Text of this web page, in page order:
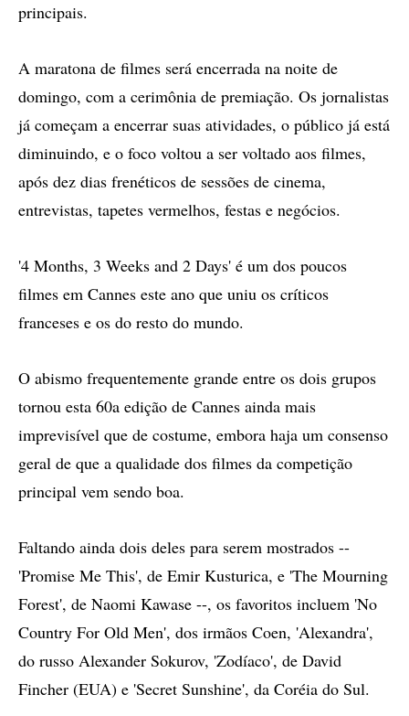
principais.
A maratona de filmes será encerrada na noite de
domingo, com a cerimônia de premiação. Os jornalistas
já começam a encerrar suas atividades, o público já está
diminuindo, e o foco voltou a ser voltado aos filmes,
após dez dias frenéticos de sessões de cinema,
entrevistas, tapetes vermelhos, festas e negócios.
'4 Months, 3 Weeks and 2 Days' é um dos poucos
filmes em Cannes este ano que uniu os críticos
franceses e os do resto do mundo.
O abismo frequentemente grande entre os dois grupos
tornou esta 60a edição de Cannes ainda mais
imprevisível que de costume, embora haja um consenso
geral de que a qualidade dos filmes da competição
principal vem sendo boa.
Faltando ainda dois deles para serem mostrados --
'Promise Me This', de Emir Kusturica, e 'The Mourning
Forest', de Naomi Kawase --, os favoritos incluem 'No
Country For Old Men', dos irmãos Coen, 'Alexandra',
do russo Alexander Sokurov, 'Zodíaco', de David
Fincher (EUA) e 'Secret Sunshine', da Coréia do Sul.